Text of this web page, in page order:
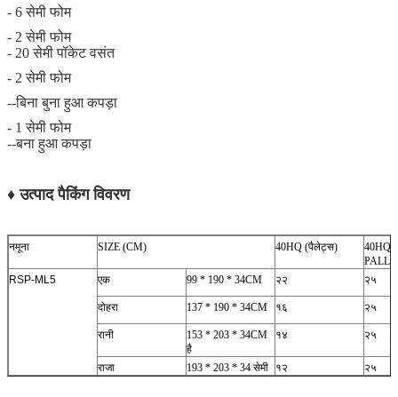
- 6 सेमी फोम
- 2 सेमी फोम
- 20 सेमी पॉकेट वसंत
- 2 सेमी फोम
--बिना बुना हुआ कपड़ा
- 1 सेमी फोम
--बना हुआ कपड़ा
♦ उत्पाद पैकिंग विवरण
नमूना SIZE (CM) 40HQ (पैलेट्स)
40HQ
RSP-ML5
एक 99 * 190 * 34CM २२ २५
दोहरा 137 * 190 * 34CM १६ २५
रानी
153 * 203 * 34CM
है
१४ २५
राजा 193 * 203 * 34 सेमी १२ २५